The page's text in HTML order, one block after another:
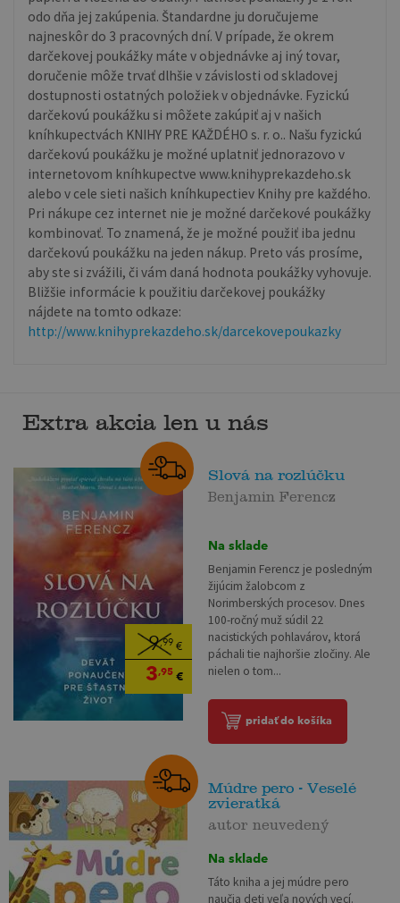
odo dňa jej zakúpenia. Štandardne ju doručujeme
najneskôr do 3 pracovných dní. V prípade, že okrem
darčekovej poukážky máte v objednávke aj iný tovar,
doručenie môže trvať dlhšie v závislosti od skladovej
dostupnosti ostatných položiek v objednávke. Fyzickú
darčekovú poukážku si môžete zakúpiť aj v našich
kníhkupectvách KNIHY PRE KAŽDÉHO s. r. o.. Našu fyzickú
darčekovú poukážku je možné uplatniť jednorazovo v
internetovom kníhkupectve www.knihyprekazdeho.sk
alebo v cele sieti našich kníhkupectiev Knihy pre každého.
Pri nákupe cez internet nie je možné darčekové poukážky
kombinovať. To znamená, že je možné použiť iba jednu
darčekovú poukážku na jeden nákup. Preto vás prosíme,
aby ste si zvážili, či vám daná hodnota poukážky vyhovuje.
Bližšie informácie k použitiu darčekovej poukážky
nájdete na tomto odkaze:
http://www.knihyprekazdeho.sk/darcekovepoukazky
Extra akcia len u nás
9,99 €
3,95€
Slová na rozlúčku
Benjamin Ferencz
Na sklade
Benjamin Ferencz je posledným
žijúcim žalobcom z
Norimberských procesov. Dnes
100-ročný muž súdil 22
nacistických pohlavárov, ktorá
páchali tie najhoršie zločiny. Ale
nielen o tom...
pridať do košíka
Múdre pero - Veselé
zvieratká
autor neuvedený
Na sklade
Táto kniha a jej múdre pero
naučia deti veľa nových vecí.